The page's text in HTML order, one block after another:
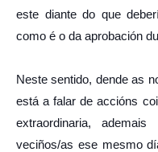
este diante do que
como é o da aprobación
Neste sentido, dende as
está a falar de accións
extraordinaria,
veciños/as ese mesmo